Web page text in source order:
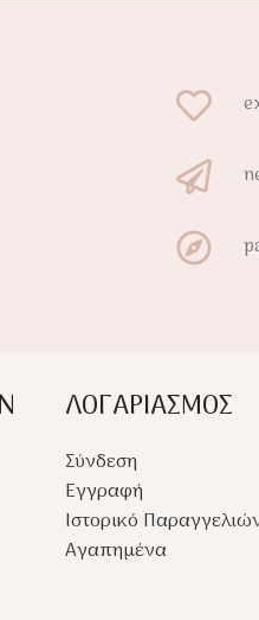
ΛΟΓΑΡΙΑΣΜΟΣ
Σύνδεση
Εγγραφή
Ιστορικό
Αγαπημένα